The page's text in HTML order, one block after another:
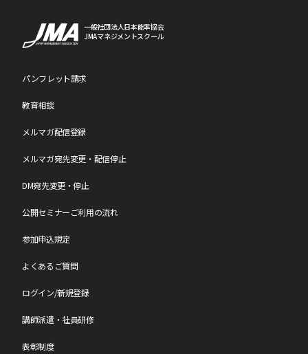
※参加区分に誤りがある場合は、参加料を修正のうえ、請求書を発
行させていただきます。
絡ください。
【参加日程の変更について】
参加日程の変更は、年度内(4月～翌年3月)1回のみの変更となりま
なお、変更のご連絡日によりまして、日程変更手数料を申し受けま
各セミナーページの[キャンセル料・日程変更手数料]一覧表をご確
認ください。
す。
中止となる場合は会期約2週間前にメールにてご連絡いたします。
止に伴う交通費・宿泊費やその他の個人的損害について、
【注意事項】
一般社団法人日本能率協会
JMAマネジメントスクール
パンフレット請求
教育相談
メルマガ配信登録
メルマガ宛先変更・配信停止
DM宛先変更・停止
公開セミナーご利用の流れ
参加申込規定
よくあるご質問
ログイン/新規登録
講師派遣・社員研修
表彰制度